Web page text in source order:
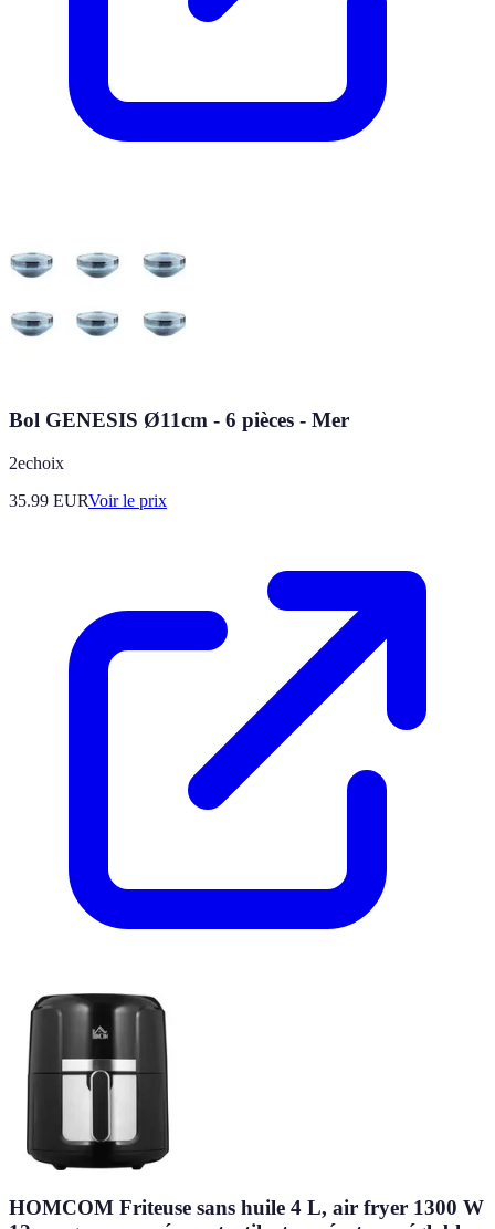
Bol GENESIS Ø11cm - 6 pièces - Mer
2echoix
35.99 EURVoir le prix
HOMCOM Friteuse sans huile 4 L, air fryer 1300 W